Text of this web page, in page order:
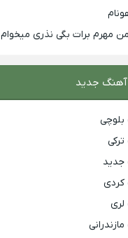
مهرم برات بگی نذری میخوام
آهنگ جدید
بلوچی
جدید
کردی
لری